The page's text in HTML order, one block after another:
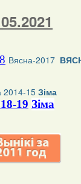
Вясна-2017
2014-15 Зіма
19 Зіма